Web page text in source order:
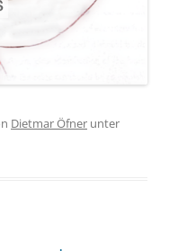
Dietmar Öfner unter